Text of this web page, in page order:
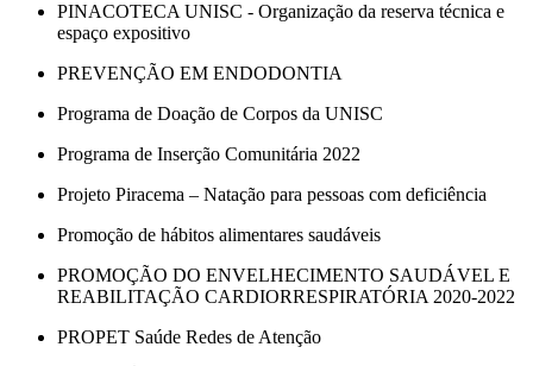
PINACOTECA UNISC - Organização da reserva técnica e
espaço expositivo
PREVENÇÃO EM ENDODONTIA
Programa de Doação de Corpos da UNISC
Programa de Inserção Comunitária 2022
Projeto Piracema – Natação para pessoas com deficiência
Promoção de hábitos alimentares saudáveis
PROMOÇÃO DO ENVELHECIMENTO SAUDÁVEL E
REABILITAÇÃO CARDIORRESPIRATÓRIA 2020-2022
PROPET Saúde Redes de Atenção